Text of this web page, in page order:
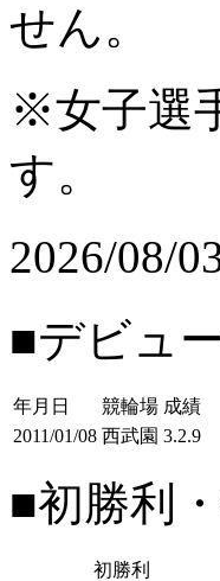
せん。
※女子選
す。
2026/08/
■デビュ
年月日 競輪場 成績
2011/01/08 西武園 3.2.9
■初勝利
初勝利